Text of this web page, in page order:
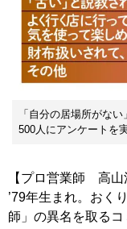
「自分の居場所がな
500人にアンケートを
【プロ営業師 高山
’79年生まれ。おく
師」の異名を取る